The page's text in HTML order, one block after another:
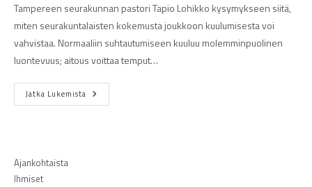
Tampereen seurakunnan pastori Tapio Lohikko kysymykseen siitä,
miten seurakuntalaisten kokemusta joukkoon kuulumisesta voi
vahvistaa. Normaaliin suhtautumiseen kuuluu molemminpuolinen
luontevuus; aitous voittaa temput…
Jatka Lukemista
Ajankohtaista
Ihmiset